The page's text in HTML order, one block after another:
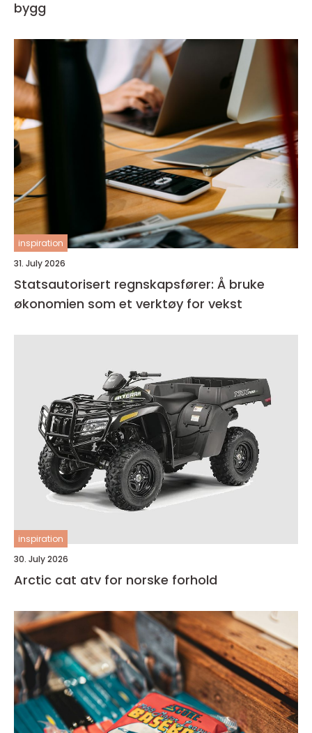
bygg
inspiration
31. July 2026
Statsautorisert regnskapsfører: Å bruke
økonomien som et verktøy for vekst
inspiration
30. July 2026
Arctic cat atv for norske forhold